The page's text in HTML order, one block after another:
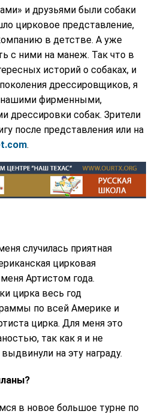
и друзьями были собаки
цирковое представление,
в детстве. А уже
с ними на манеж. Так что в
историй о собаках, и
дрессировщиков, я
фирменными,
дрессировки собак. Зрители
после представления или на
.
случилась приятная
цирковая
Артистом года.
цирка весь год
по всей Америке и
цирка. Для меня это
так как я и не
на эту награду.
в новое большое турне по